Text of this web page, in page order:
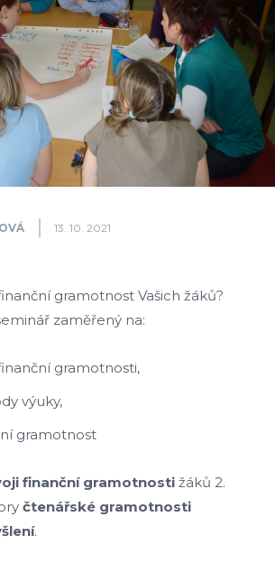
13. 10. 2021
gramotnost Vašich žáků?
zaměřený na:
gramotnosti,
výuky,
gramotnost
finanční gramotnosti žáků 2.
čtenářské gramotnosti
.